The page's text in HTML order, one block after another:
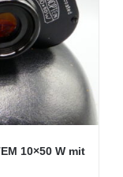
10×50 W mit